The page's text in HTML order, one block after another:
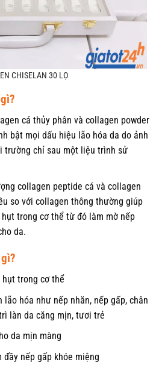
CHISELAN 30 LỌ
cá thủy phân và collagen powder
bật mọi dấu hiệu lão hóa da do ảnh
trường chỉ sau một liệu trình sử
collagen peptide cá và collagen
so với collagen thông thường giúp
trong cơ thể từ đó làm mờ nếp
da.
trong cơ thể
hóa như nếp nhăn, nếp gấp, chân
làn da căng mịn, tươi trẻ
da mịn màng
nếp gấp khóe miệng